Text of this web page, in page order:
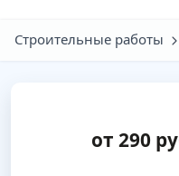
Строительные работы
от 290